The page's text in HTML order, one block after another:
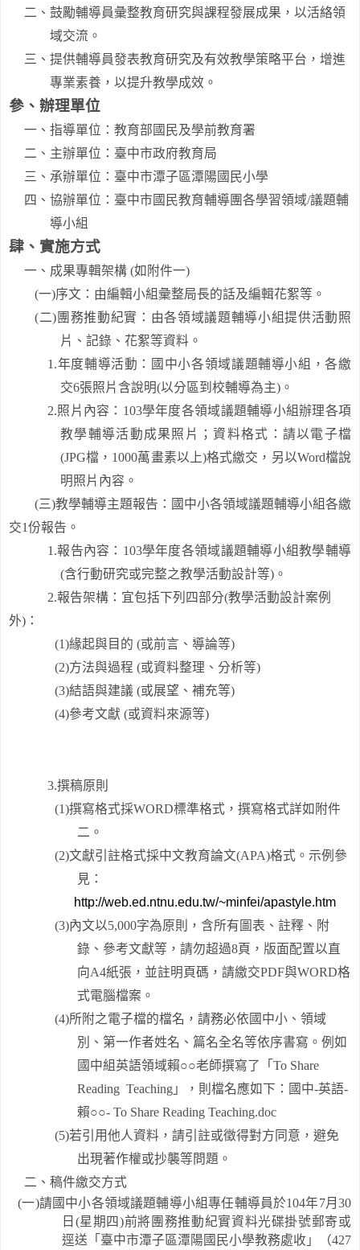
二、鼓勵輔導員彙整教育研究與課程發展成果，以活絡領
域交流。
三、提供輔導員發表教育研究及有效教學策略平台，增進
專業素養，以提升教學成效。
參、辦理單位
一、指導單位：教育部國民及學前教育署
二、主辦單位：臺中市政府教育局
三、承辦單位：臺中市潭子區潭陽國民小學
四、協辦單位：臺中市國民教育輔導團各學習領域/議題輔
導小組
肆、實施方式
一、成果專輯架構 (如附件一)
(一)序文 ：由編輯小組彙整局長的話及編輯花絮等。
(二) 團務推動紀實：由各領域議題輔導小組提供活動照
片、記錄、花絮等資料。
1.年度輔導活動：國中小各領域議題輔導小組 ，各繳
交6張照片含說明(以分區到校輔導為主) 。
2.照片內容： 103學年度各領域議題輔導小組辦理各項
教學輔導活動成果照片；資料格式：請以電子檔
(JPG檔， 1000萬畫素以上)格式繳交，另以Word檔說
明照片內容。
(三)教學輔導主題報告：國中小各領域議題輔導小組各繳
交1份報告。
1.報告內容： 103學年度各領域議題輔導小組教學輔導
(含行動研究或完整之教學活動設計等) 。
2.報告架構：宜包括下列四部分(教學活動設計案例
外) ：
(1)緣起與目的 (或前言、導論等)
(2)方法與過程 (或資料整理、分析等)
(3)結語與建議 (或展望、補充等)
(4)參考文獻 (或資料來源等)
3.撰稿原則
(1)撰寫格式採WORD標準格式，撰寫格式詳如附件
二。
(2)文獻引註格式採中文教育論文(APA)格式。示例參
見：
http://web.ed.ntnu.edu.tw/~minfei/apastyle.htm
(3)內文以5,000字為原則，含所有圖表、註釋、附
錄、參考文獻等，請勿超過8頁，版面配置以直
向A4紙張，並註明頁碼，請繳交PDF與WORD格
式電腦檔案。
(4)所附之電子檔的檔名，請務必依國中小、領域
別、第一作者姓名、篇名全名等依序書寫。例如
國中組英語領域賴○○老師撰寫了「 To Share
Reading Teaching 」，則檔名應如下：國中-英語-
賴○○- To Share Reading Teaching.doc
(5)若引用他人資料，請引註或徵得對方同意，避免
出現著作權或抄襲等問題。
二、稿件繳交方式
(一)請國中小各領域議題輔導小組專任輔導員於104年7月30
日 (星期四)前將 團務推動紀實資料光碟掛號郵寄或
逕送「臺中市潭子區潭陽國民小學教務處收」（427